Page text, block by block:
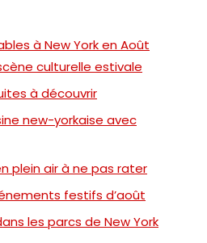
à New York en Août
culturelle estivale
à découvrir
new-yorkaise avec
plein air à ne pas rater
festifs d’août
les parcs de New York